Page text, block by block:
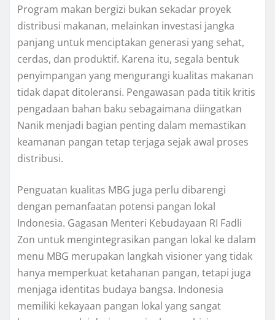
Program makan bergizi bukan sekadar proyek
distribusi makanan, melainkan investasi jangka
panjang untuk menciptakan generasi yang sehat,
cerdas, dan produktif. Karena itu, segala bentuk
penyimpangan yang mengurangi kualitas makanan
tidak dapat ditoleransi. Pengawasan pada titik kritis
pengadaan bahan baku sebagaimana diingatkan
Nanik menjadi bagian penting dalam memastikan
keamanan pangan tetap terjaga sejak awal proses
distribusi.
Penguatan kualitas MBG juga perlu dibarengi
dengan pemanfaatan potensi pangan lokal
Indonesia. Gagasan Menteri Kebudayaan RI Fadli
Zon untuk mengintegrasikan pangan lokal ke dalam
menu MBG merupakan langkah visioner yang tidak
hanya memperkuat ketahanan pangan, tetapi juga
menjaga identitas budaya bangsa. Indonesia
memiliki kekayaan pangan lokal yang sangat